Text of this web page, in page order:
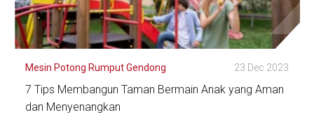
Mesin Potong Rumput Gendong 23 Dec 2023
7 Tips Membangun Taman Bermain Anak yang Aman
dan Menyenangkan